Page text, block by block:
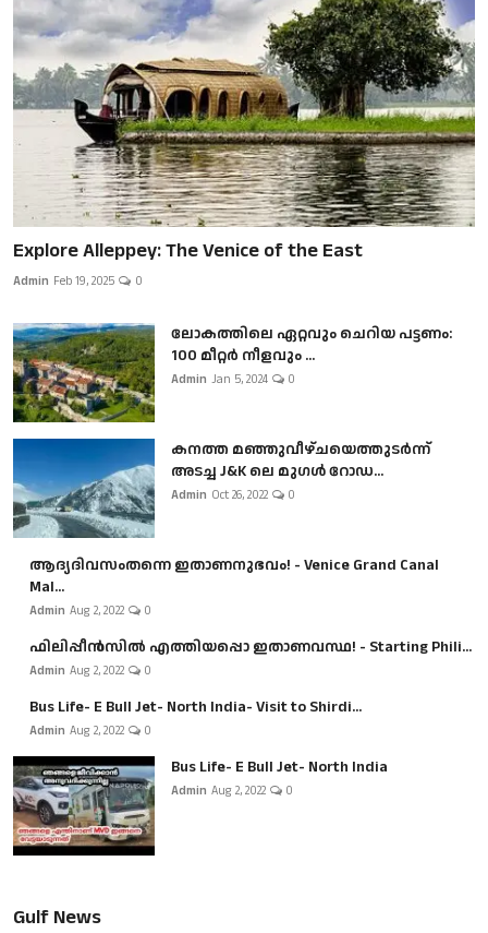
Explore Alleppey: The Venice of the East
Admin Feb 19, 2025 0
ലോകത്തിലെ ഏറ്റവും ചെറിയ പട്ടണം:
100 മീറ്റർ നീളവും ...
Admin Jan 5, 2024 0
കനത്ത മഞ്ഞുവീഴ്ചയെത്തുടർന്ന്
അടച്ച J&K ലെ മുഗൾ റോഡ...
Admin Oct 26, 2022 0
ആദ്യദിവസംതന്നെ ഇതാണനുഭവം! - Venice Grand Canal
Mal...
Admin Aug 2, 2022 0
ഫിലിപ്പീൻസിൽ എത്തിയപ്പൊ ഇതാണവസ്ഥ! - Starting Phili...
Admin Aug 2, 2022 0
Bus Life- E Bull Jet- North India- Visit to Shirdi...
Admin Aug 2, 2022 0
Bus Life- E Bull Jet- North India
Admin Aug 2, 2022 0
Gulf News